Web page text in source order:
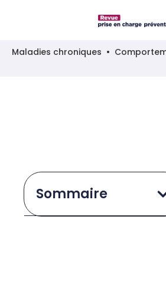
Maladies chroniques
Sommaire